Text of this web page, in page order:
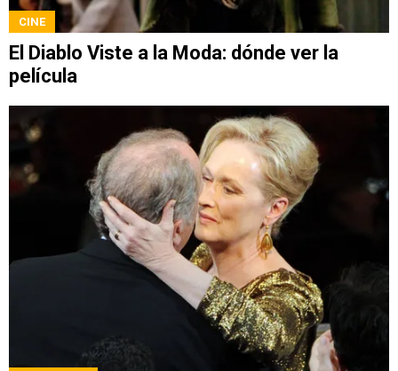
CINE
El Diablo Viste a la Moda: dónde ver la
película